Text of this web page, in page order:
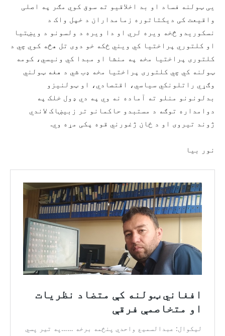
يی ټولنه فساد او بد اخلاقیو ته سوق کوي مګر په اصلی
واقیعت کی دیکتاتوره زمامداران د خپل واک د
نسکوریدو څخه ویره لري او دا ویره د ولسونو د ویښتیا
او کلتوري پراختیا کي ویني ځکه خو دوی تل هڅه کوي چي د
کلتوری پراختیا مخه په منشا او مبدا کي ونیسي، کومه
ټولنه کي چي کلتوری پراختیا مخه ډب شي د هغه ټولني
وګړي راتلونکي سیاسي، اقتصادي، او ټولنیزو
بدلونونو منلو ته آماده نه وي په دي ډول خلک په
دوامداره توګه د مستبدو حاکمانو تر زبیښاک لاندي
ژوند تیروی او د ځان ژغورني قوه پکی مړه وي.
نور بیا